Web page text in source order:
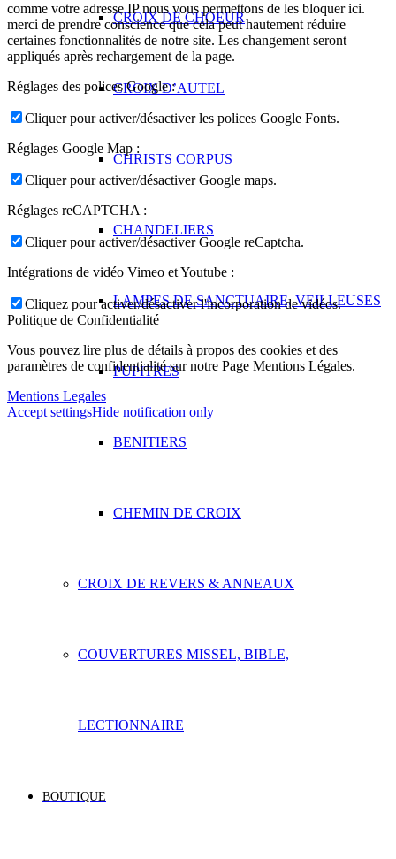
CROIX DE CHOEUR
CROIX D’AUTEL
CHRISTS CORPUS
CHANDELIERS
LAMPES DE SANCTUAIRE, VEILLEUSES
PUPITRES
BENITIERS
CHEMIN DE CROIX
CROIX DE REVERS & ANNEAUX
COUVERTURES MISSEL, BIBLE,
LECTIONNAIRE
BOUTIQUE
comme votre adresse IP nous vous permettons de les bloquer ici.
merci de prendre conscience que cela peut hautement réduire
certaines fonctionnalités de notre site. Les changement seront
appliqués après rechargement de la page.
Réglages des polices Google :
Cliquer pour activer/désactiver les polices Google Fonts.
Réglages Google Map :
Cliquer pour activer/désactiver Google maps.
Réglages reCAPTCHA :
Cliquer pour activer/désactiver Google reCaptcha.
Intégrations de vidéo Vimeo et Youtube :
Cliquez pour activer/désactiver l'incorporation de vidéos.
Politique de Confidentialité
Vous pouvez lire plus de détails à propos des cookies et des
paramètres de confidentialité sur notre Page Mentions Légales.
Mentions Legales
Accept settingsHide notification only